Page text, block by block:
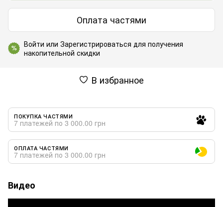
Оплата частями
% Войти или Зарегистрироваться для получения
накопительной скидки
В избранное
ПОКУПКА ЧАСТЯМИ
7 платежей по 3 000.00 грн
ОПЛАТА ЧАСТЯМИ
7 платежей по 3 000.00 грн
Видео